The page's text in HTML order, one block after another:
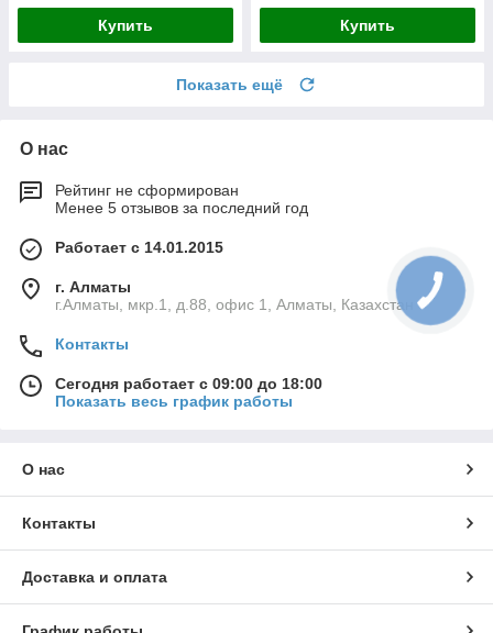
Купить Купить
Показать ещё
О нас
Рейтинг не сформирован
Менее 5 отзывов за последний год
Работает с 14.01.2015
г. Алматы
г.Алматы, мкр.1, д.88, офис 1, Алматы, Казахстан
Контакты
Сегодня работает с 09:00 до 18:00
Показать весь график работы
О нас
Контакты
Доставка и оплата